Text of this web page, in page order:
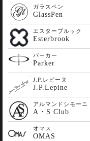
ガラスペン
GlassPen
エスターブルック
Esterbrook
パーカー
Parker
J.P.レピーヌ
J.P.Lepine
アルマンドシモーニ
A・S Club
オマス
OMAS